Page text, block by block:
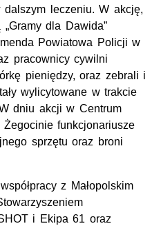
dalszym leczeniu. W akcję,
dla Dawida”
Powiatowa Policji w
pracownicy cywilni
pieniędzy, oraz zebrali i
wylicytowane w trakcie
dniu akcji w Centrum
funkcjonariusze
sprzętu oraz broni
z Małopolskim
i Ekipa 61 oraz